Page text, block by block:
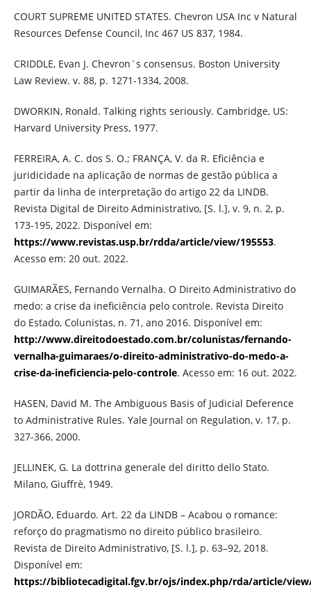
COURT SUPREME UNITED STATES. Chevron USA Inc v Natural
Resources Defense Council, Inc 467 US 837, 1984.
CRIDDLE, Evan J. Chevron`s consensus. Boston University
Law Review. v. 88, p. 1271-1334, 2008.
DWORKIN, Ronald. Talking rights seriously. Cambridge, US:
Harvard University Press, 1977.
FERREIRA, A. C. dos S. O.; FRANÇA, V. da R. Eficiência e
juridicidade na aplicação de normas de gestão pública a
partir da linha de interpretação do artigo 22 da LINDB.
Revista Digital de Direito Administrativo, [S. l.], v. 9, n. 2, p.
173-195, 2022. Disponível em:
https://www.revistas.usp.br/rdda/article/view/195553.
Acesso em: 20 out. 2022.
GUIMARÃES, Fernando Vernalha. O Direito Administrativo do
medo: a crise da ineficiência pelo controle. Revista Direito
do Estado, Colunistas, n. 71, ano 2016. Disponível em:
http://www.direitodoestado.com.br/colunistas/fernando-
vernalha-guimaraes/o-direito-administrativo-do-medo-a-
crise-da-ineficiencia-pelo-controle. Acesso em: 16 out. 2022.
HASEN, David M. The Ambiguous Basis of Judicial Deference
to Administrative Rules. Yale Journal on Regulation, v. 17, p.
327-366, 2000.
JELLINEK, G. La dottrina generale del diritto dello Stato.
Milano, Giuffrè, 1949.
JORDÃO, Eduardo. Art. 22 da LINDB – Acabou o romance:
reforço do pragmatismo no direito público brasileiro.
Revista de Direito Administrativo, [S. l.], p. 63–92, 2018.
Disponível em:
https://bibliotecadigital.fgv.br/ojs/index.php/rda/article/